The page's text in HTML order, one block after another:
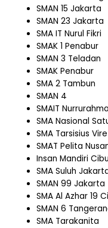
SMAN 15 Jakarta
SMAN 23 Jakarta
SMA IT Nurul Fikri
SMAK 1 Penabur
SMAN 3 Teladan
SMAK Penabur
SMA 2 Tambun
SMAN 4
SMAIT
SMA Nasional
SMA Tarsisius
SMAT Pelita
Insan Mandiri
SMA Suluh
SMAN 99 Jakarta
SMA Al Azhar 19
SMAN 6
SMA Tarakanita